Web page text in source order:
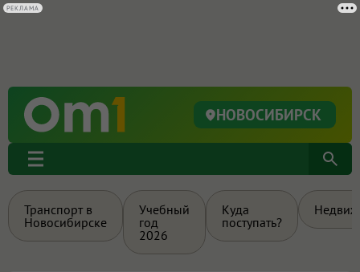
НОВОСИБИРСК
Транспорт в
Новосибирске
Учебный
год
2026
Куда
поступать?
РЕКЛАМА